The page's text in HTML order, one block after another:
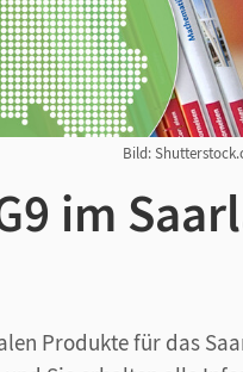
Bild:
im
Produkte für das